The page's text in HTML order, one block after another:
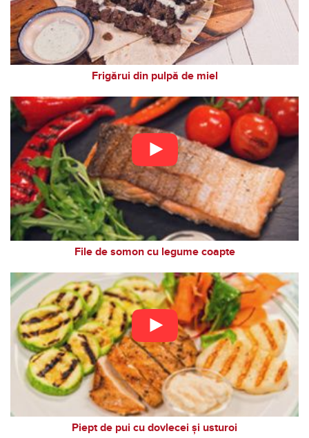
Frigărui din pulpă de miel
File de somon cu legume coapte
Piept de pui cu dovlecei și usturoi